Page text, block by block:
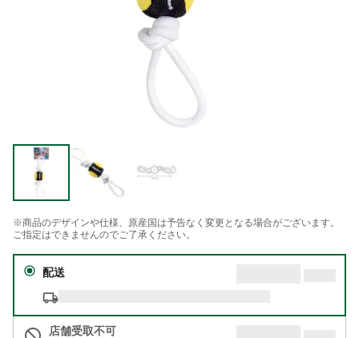
※商品のデザインや仕様、原産国は予告なく変更となる場合がございます。
ご指定はできませんのでご了承ください。
配送
店舗受取不可